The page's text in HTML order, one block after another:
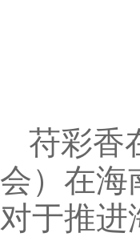
苻彩香
会）在海
对于推进